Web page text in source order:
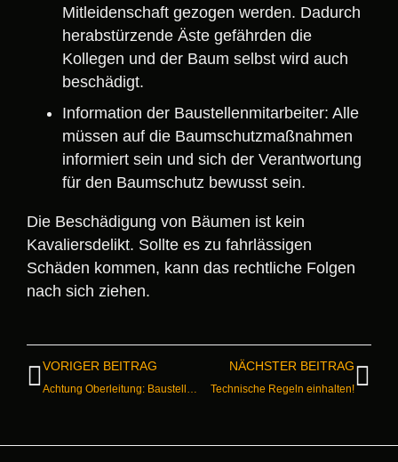
Mitleidenschaft gezogen werden. Dadurch
herabstürzende Äste gefährden die
Kollegen und der Baum selbst wird auch
beschädigt.
Information der Baustellenmitarbeiter: Alle
müssen auf die Baumschutzmaßnahmen
informiert sein und sich der Verantwortung
für den Baumschutz bewusst sein.
Die Beschädigung von Bäumen ist kein
Kavaliersdelikt. Sollte es zu fahrlässigen
Schäden kommen, kann das rechtliche Folgen
nach sich ziehen.
VORIGER BEITRAG
Achtung Oberleitung: Baustelle und Bahnbetrieb
NÄCHSTER BEITRAG
Technische Regeln einhalten!